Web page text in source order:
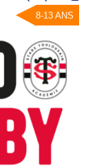
8-13 ANS